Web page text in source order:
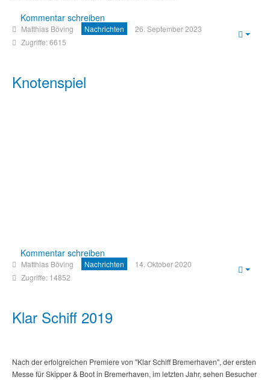
Kommentar schreiben
Matthias Böving Nachrichten
26. September 2023
Zugriffe: 6615
Knotenspiel
Kommentar schreiben
Matthias Böving Nachrichten
14. Oktober 2020
Zugriffe: 14852
Klar Schiff 2019
Nach der erfolgreichen Premiere von "Klar Schiff Bremerhaven", der ersten
Messe für Skipper & Boot in Bremerhaven, im letzten Jahr, sehen Besucher